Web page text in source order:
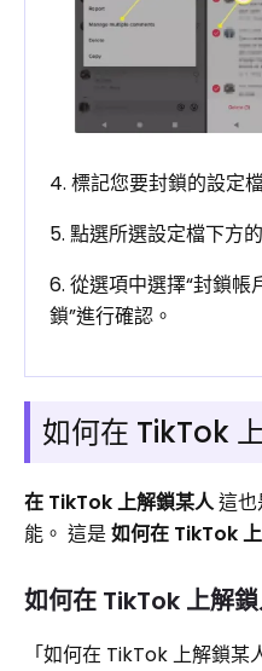
4. 標記您要封鎖的設定
5. 點選所選設定檔下方
6. 從選項中選擇“封鎖帳
鎖”進行確認。
如何在 TikTok
在 TikTok 上解鎖某人這也
能。 這是如何在 TikTok
如何在 TikTok 上解鎖
「如何在 TikTok 上解鎖